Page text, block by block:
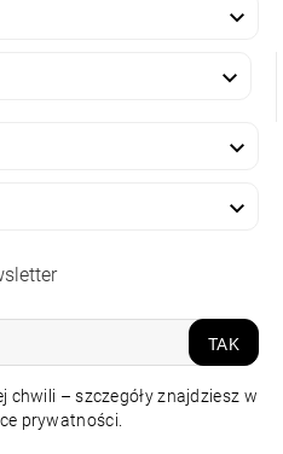




TAK
chwili – szczegóły znajdziesz w
prywatności.